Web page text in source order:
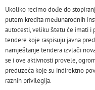
Ukoliko recimo dođe do
putem kredita međunarodnih
autocesti, veliku štetu će imati i
tendere koje raspisuju javna
namještanje tendera izvlači
se i ove aktivnosti provele,
preduzeća koje su indirektno
raznih privilegija.